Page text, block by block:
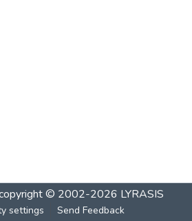
© 2002-2026 LYRASIS
settings Send Feedback